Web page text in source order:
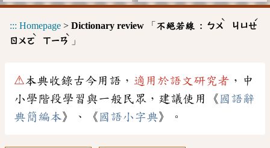
::: Homepage > Dictionary review 「 不絕若線 : ㄅㄨ
ˋ
ㄐㄩㄝ
ˊ
ㄖㄨㄛ
ˋ
ㄒㄧㄢ
ˋ
」
⚠本典收錄古今用語， 適用於語文研究者 ，中
小學階段學習與一般民眾，建議使用《 國語辭
典簡編本》、《 國語小字典》。